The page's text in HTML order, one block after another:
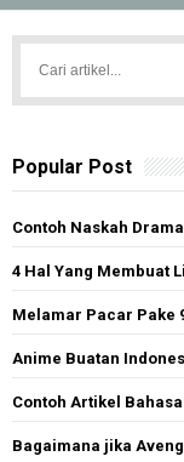
Popular Post
Contoh Naskah
4 Hal Yang Membuat
Melamar Pacar Pake
Anime Buatan
Contoh Artikel
Bagaimana jika